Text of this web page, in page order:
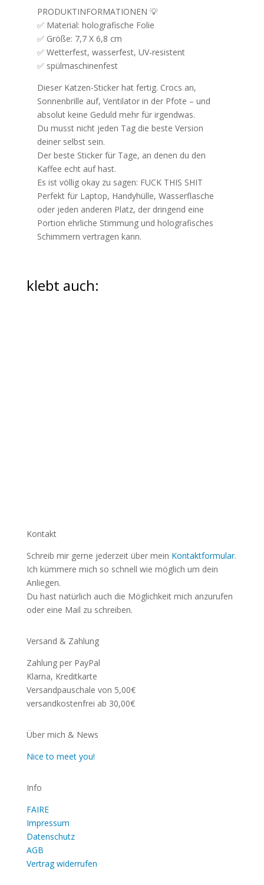
PRODUKTINFORMATIONEN 💡
✅ Material: holografische Folie
✅ Größe: 7,7 X 6,8 cm
✅ Wetterfest, wasserfest, UV-resistent
✅ spülmaschinenfest
Dieser Katzen-Sticker hat fertig. Crocs an,
Sonnenbrille auf, Ventilator in der Pfote – und
absolut keine Geduld mehr für irgendwas.
Du musst nicht jeden Tag die beste Version
deiner selbst sein.
Der beste Sticker für Tage, an denen du den
Kaffee echt auf hast.
Es ist völlig okay zu sagen: FUCK THIS SHIT
Perfekt für Laptop, Handyhülle, Wasserflasche
oder jeden anderen Platz, der dringend eine
Portion ehrliche Stimmung und holografisches
Schimmern vertragen kann.
klebt auch:
Kontakt
Schreib mir gerne jederzeit über mein Kontaktformular.
Ich kümmere mich so schnell wie möglich um dein
Anliegen.
Du hast natürlich auch die Möglichkeit mich anzurufen
oder eine Mail zu schreiben.
Versand & Zahlung
Zahlung per PayPal
Klarna, Kreditkarte
Versandpauschale von 5,00€
versandkostenfrei ab 30,00€
Über mich & News
Nice to meet you!
Info
FAIRE
Impressum
Datenschutz
AGB
Vertrag widerrufen